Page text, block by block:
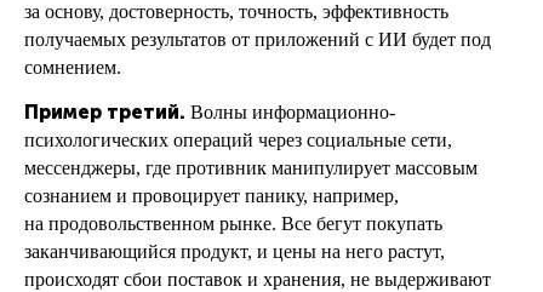
за основу, достоверность, точность, эффективность
получаемых результатов от приложений с ИИ будет под
сомнением.
Пример третий. Волны информационно-
психологических операций через социальные сети,
мессенджеры, где противник манипулирует массовым
сознанием и провоцирует панику, например,
на продовольственном рынке. Все бегут покупать
заканчивающийся продукт, и цены на него растут,
происходят сбои поставок и хранения, не выдерживают